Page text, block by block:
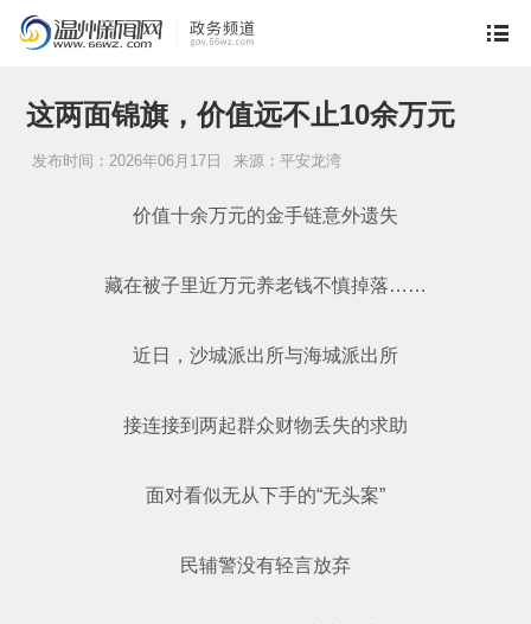
这两面锦旗，价值远不止10余万元
发布时间：2026年06月17日 来源：平安龙湾
价值十余万元的金手链意外遗失
藏在被子里近万元养老钱不慎掉落……
近日，沙城派出所与海城派出所
接连接到两起群众财物丢失的求助
面对看似无从下手的“无头案”
民辅警没有轻言放弃